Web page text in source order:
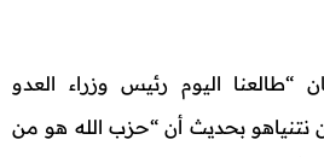
اليوم رئيس وزراء العدو
نتنياهو بحديث أن “حزب الله هو من